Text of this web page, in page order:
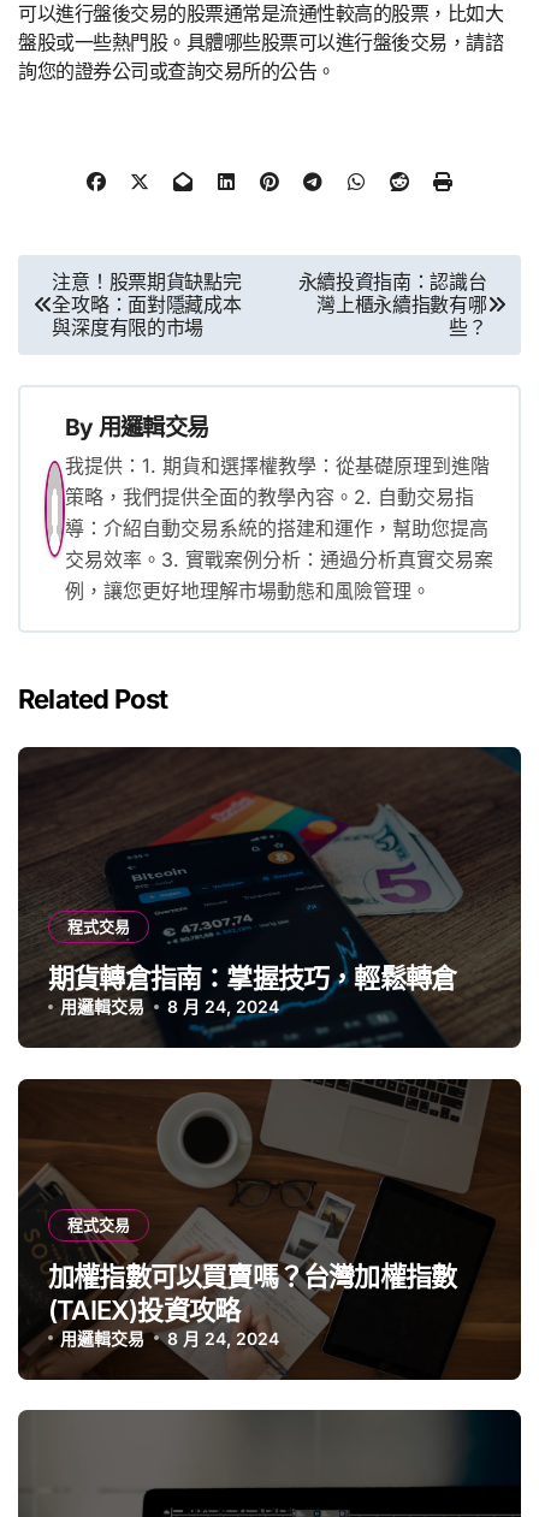
可以進行盤後交易的股票通常是流通性較高的股票，比如大
盤股或一些熱門股。具體哪些股票可以進行盤後交易，請諮
詢您的證券公司或查詢交易所的公告。
章
導
覽
注意！股票期貨缺點完
全攻略：面對隱藏成本
與深度有限的市場
永續投資指南：認識台
灣上櫃永續指數有哪
些？
By 用邏輯交易
我提供：1. 期貨和選擇權教學：從基礎原理到進階
策略，我們提供全面的教學內容。2. 自動交易指
導：介紹自動交易系統的搭建和運作，幫助您提高
交易效率。3. 實戰案例分析：通過分析真實交易案
例，讓您更好地理解市場動態和風險管理。
Related Post
程式交易
期貨轉倉指南：掌握技巧，輕鬆轉倉
用邏輯交易 8 月 24, 2024
程式交易
加權指數可以買賣嗎？台灣加權指數
(TAIEX)投資攻略
用邏輯交易 8 月 24, 2024